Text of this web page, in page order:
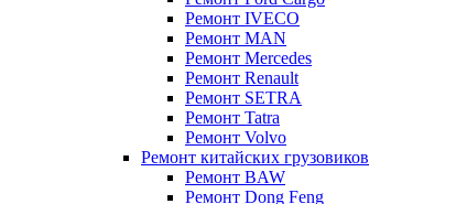
Ремонт IVECO
Ремонт MAN
Ремонт Mercedes
Ремонт Renault
Ремонт SETRA
Ремонт Tatra
Ремонт Volvo
Ремонт китайских грузовиков
Ремонт BAW
Ремонт Dong Feng